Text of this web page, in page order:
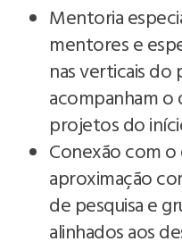
Mentoria
mentores e
nas verticais do
acompanham
projetos do
Conexão com
aproximação
de pesquisa e
alinhados aos